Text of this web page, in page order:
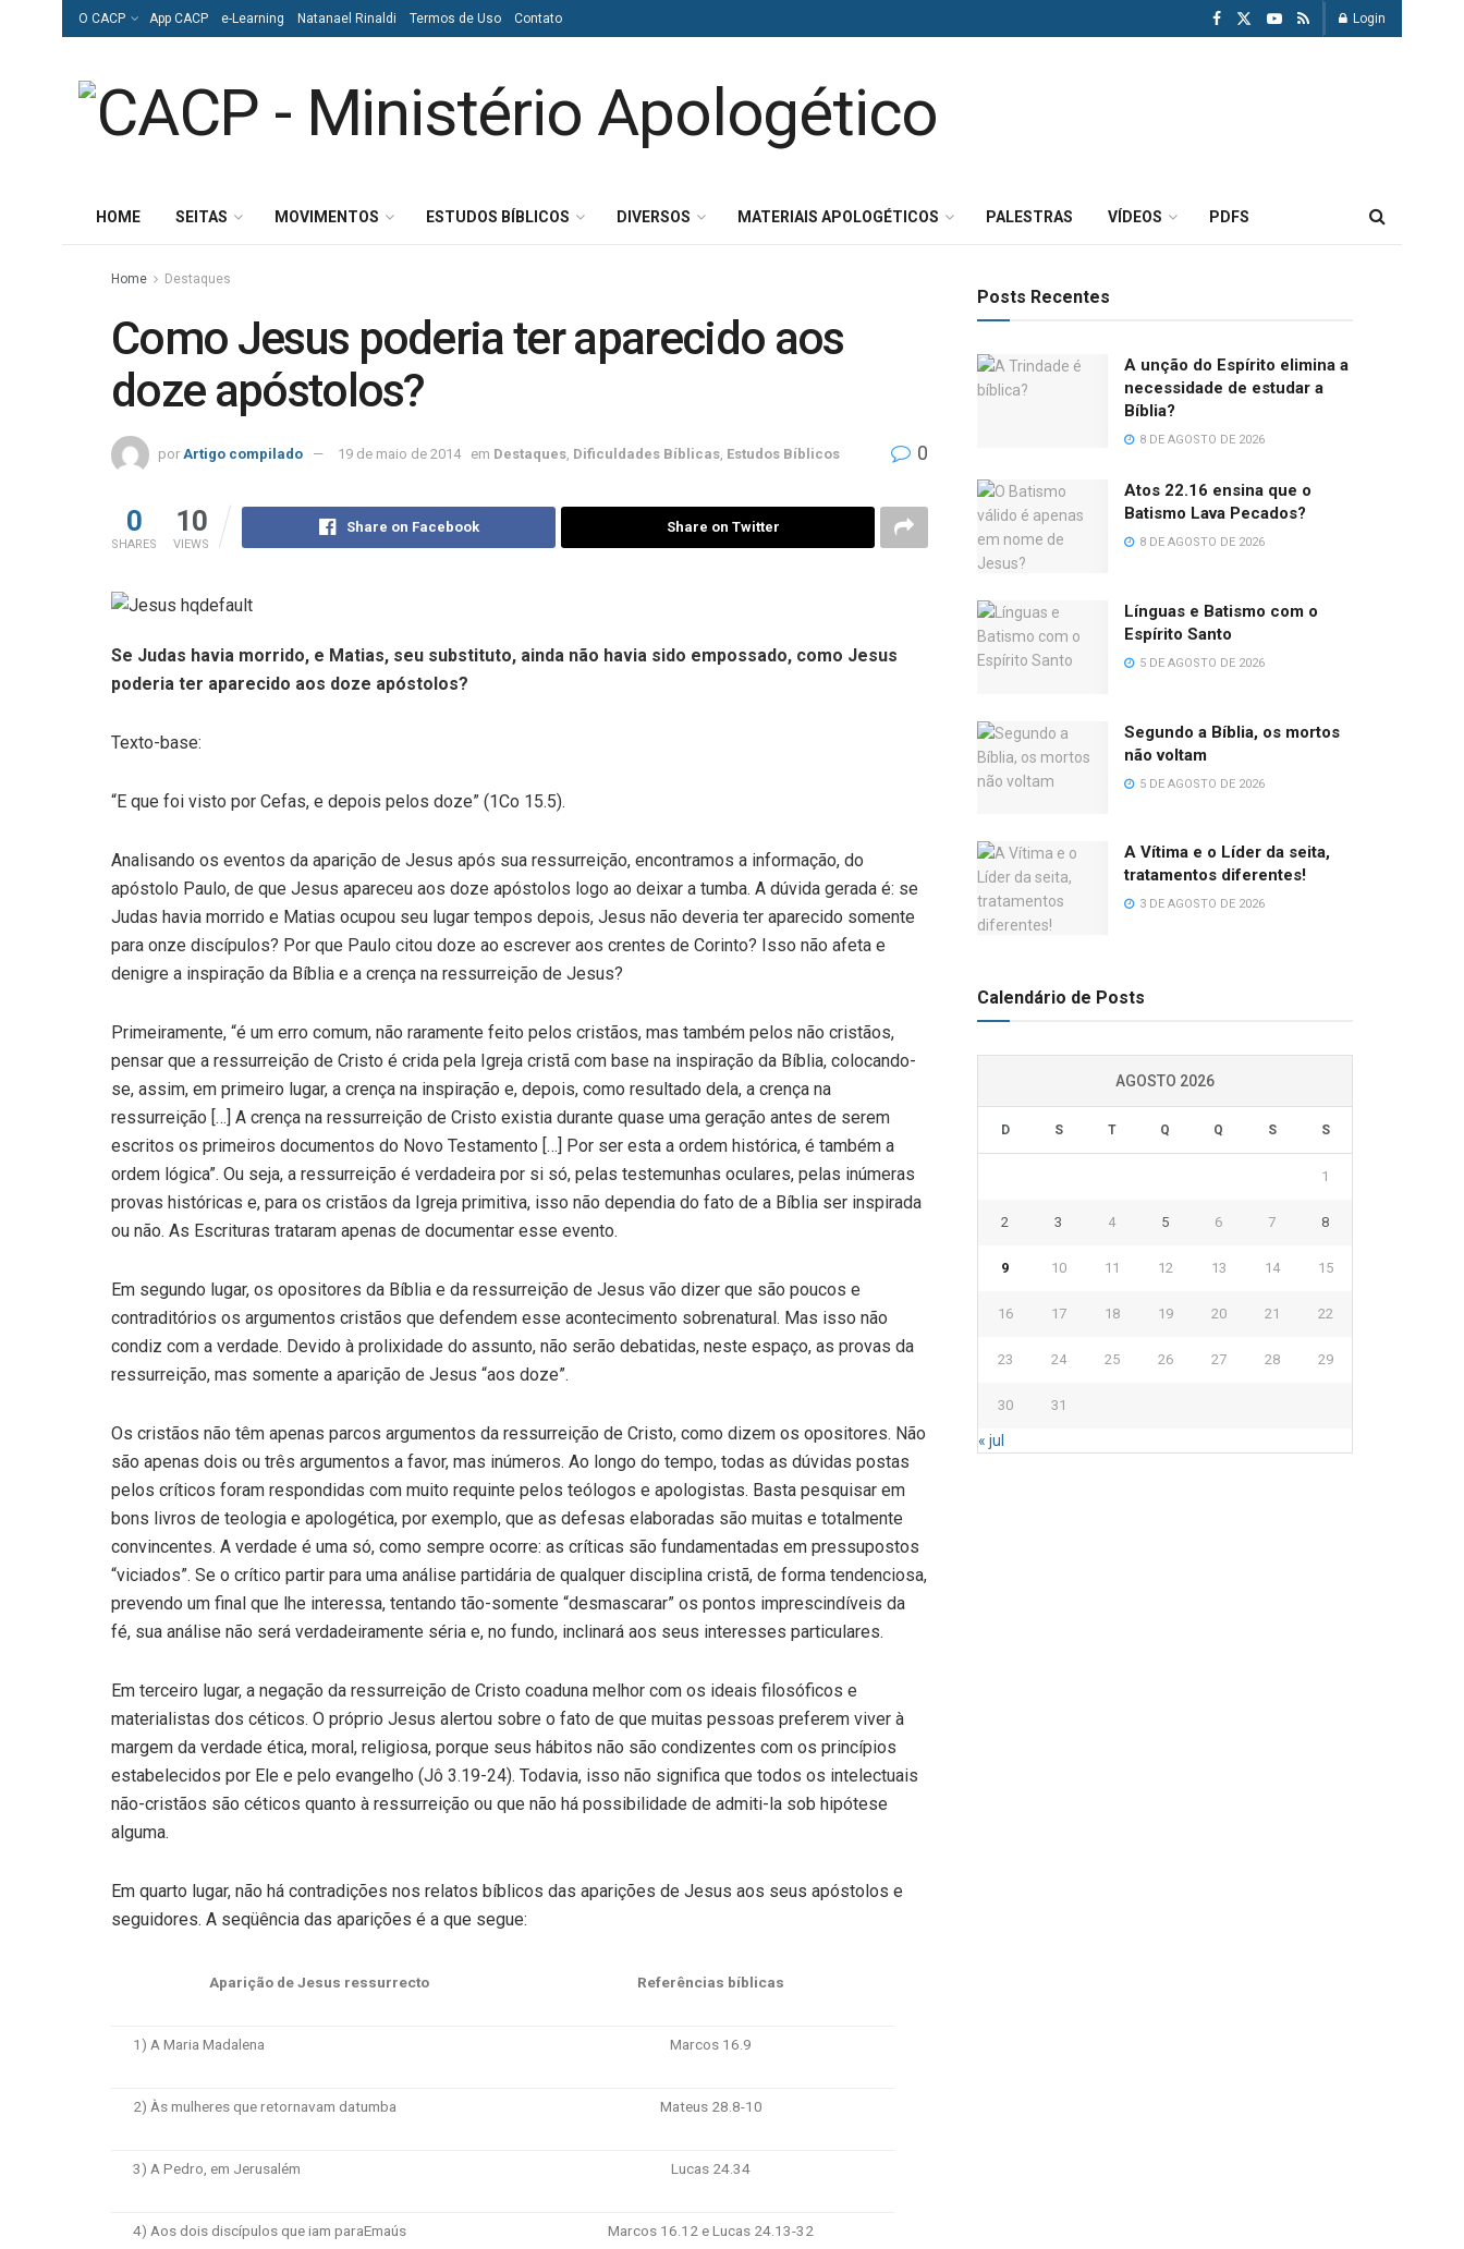
O CACP App CACP e-Learning Natanael Rinaldi Termos de Uso Contato Login
HOME SEITAS MOVIMENTOS ESTUDOS BÍBLICOS DIVERSOS MATERIAIS APOLOGÉTICOS PALESTRAS VÍDEOS PDFS
Home Destaques
Como Jesus poderia ter aparecido aos
doze apóstolos?
por Artigo compilado 19 de maio de 2014 em Destaques Dificuldades Bíblicas Estudos Bíblicos 0
0
SHARES
10
VIEWS
Share on Facebook Share on Twitter
Se Judas havia morrido, e Matias, seu substituto, ainda não havia sido empossado, como Jesus
poderia ter aparecido aos doze apóstolos?
Texto-base:
“E que foi visto por Cefas, e depois pelos doze” (1Co 15.5).
Analisando os eventos da aparição de Jesus após sua ressurreição, encontramos a informação, do
apóstolo Paulo, de que Jesus apareceu aos doze apóstolos logo ao deixar a tumba. A dúvida gerada é: se
Judas havia morrido e Matias ocupou seu lugar tempos depois, Jesus não deveria ter aparecido somente
para onze discípulos? Por que Paulo citou doze ao escrever aos crentes de Corinto? Isso não afeta e
denigre a inspiração da Bíblia e a crença na ressurreição de Jesus?
Primeiramente, “é um erro comum, não raramente feito pelos cristãos, mas também pelos não cristãos,
pensar que a ressurreição de Cristo é crida pela Igreja cristã com base na inspiração da Bíblia, colocando-
se, assim, em primeiro lugar, a crença na inspiração e, depois, como resultado dela, a crença na
ressurreição […] A crença na ressurreição de Cristo existia durante quase uma geração antes de serem
escritos os primeiros documentos do Novo Testamento […] Por ser esta a ordem histórica, é também a
ordem lógica”. Ou seja, a ressurreição é verdadeira por si só, pelas testemunhas oculares, pelas inúmeras
provas históricas e, para os cristãos da Igreja primitiva, isso não dependia do fato de a Bíblia ser inspirada
ou não. As Escrituras trataram apenas de documentar esse evento.
Em segundo lugar, os opositores da Bíblia e da ressurreição de Jesus vão dizer que são poucos e
contraditórios os argumentos cristãos que defendem esse acontecimento sobrenatural. Mas isso não
condiz com a verdade. Devido à prolixidade do assunto, não serão debatidas, neste espaço, as provas da
ressurreição, mas somente a aparição de Jesus “aos doze”.
Os cristãos não têm apenas parcos argumentos da ressurreição de Cristo, como dizem os opositores. Não
são apenas dois ou três argumentos a favor, mas inúmeros. Ao longo do tempo, todas as dúvidas postas
pelos críticos foram respondidas com muito requinte pelos teólogos e apologistas. Basta pesquisar em
bons livros de teologia e apologética, por exemplo, que as defesas elaboradas são muitas e totalmente
convincentes. A verdade é uma só, como sempre ocorre: as críticas são fundamentadas em pressupostos
“viciados”. Se o crítico partir para uma análise partidária de qualquer disciplina cristã, de forma tendenciosa,
prevendo um final que lhe interessa, tentando tão-somente “desmascarar” os pontos imprescindíveis da
fé, sua análise não será verdadeiramente séria e, no fundo, inclinará aos seus interesses particulares.
Em terceiro lugar, a negação da ressurreição de Cristo coaduna melhor com os ideais filosóficos e
materialistas dos céticos. O próprio Jesus alertou sobre o fato de que muitas pessoas preferem viver à
margem da verdade ética, moral, religiosa, porque seus hábitos não são condizentes com os princípios
estabelecidos por Ele e pelo evangelho (Jô 3.19-24). Todavia, isso não significa que todos os intelectuais
não-cristãos são céticos quanto à ressurreição ou que não há possibilidade de admiti-la sob hipótese
alguma.
Em quarto lugar, não há contradições nos relatos bíblicos das aparições de Jesus aos seus apóstolos e
seguidores. A seqüência das aparições é a que segue:
Aparição de Jesus ressurrecto Referências bíblicas
1) A Maria Madalena Marcos 16.9
2) Às mulheres que retornavam datumba Mateus 28.8-10
3) A Pedro, em Jerusalém Lucas 24.34
4) Aos dois discípulos que iam paraEmaús Marcos 16.12 e Lucas 24.13-32
Posts Recentes
A unção do Espírito elimina a
necessidade de estudar a
Bíblia?
8 DE AGOSTO DE 2026
Atos 22.16 ensina que o
Batismo Lava Pecados?
8 DE AGOSTO DE 2026
Línguas e Batismo com o
Espírito Santo
5 DE AGOSTO DE 2026
Segundo a Bíblia, os mortos
não voltam
5 DE AGOSTO DE 2026
A Vítima e o Líder da seita,
tratamentos diferentes!
3 DE AGOSTO DE 2026
Calendário de Posts
AGOSTO 2026
D S T Q Q S S
1
2 3 4 5 6 7 8
9 10 11 12 13 14 15
16 17 18 19 20 21 22
23 24 25 26 27 28 29
30 31
« jul